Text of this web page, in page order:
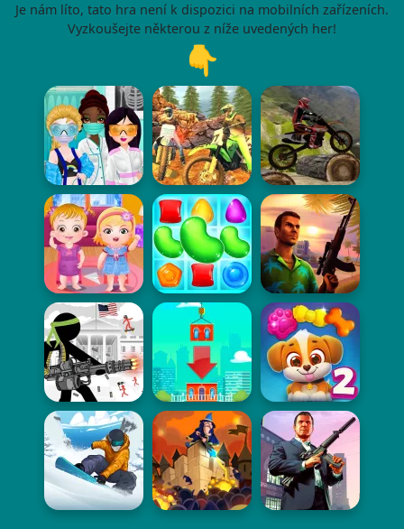
Je nám líto, tato hra není k dispozici na mobilních zařízeních.
Vyzkoušejte některou z níže uvedených her!
👇